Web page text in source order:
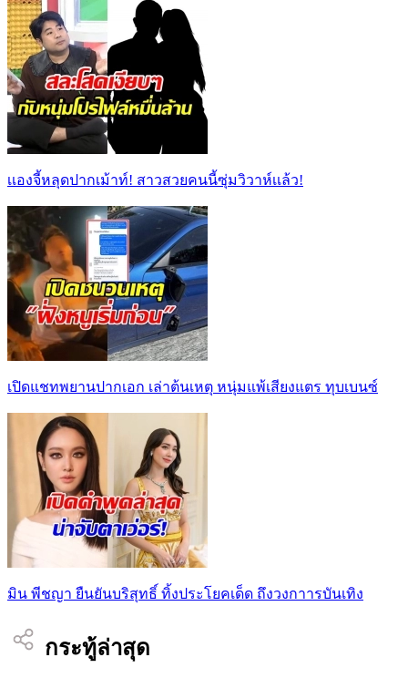
เเองจี้หลุดปากเม้าท์! สาวสวยคนนี้ซุ่มวิวาห์เเล้ว!
เปิดแชทพยานปากเอก เล่าต้นเหตุ หนุ่มแพ้เสียงแตร ทุบเบนซ์
มิน พีชญา ยืนยันบริสุทธิ์ ทิ้งประโยคเด็ด ถึงวงกาารบันเทิง
กระทู้ล่าสุด